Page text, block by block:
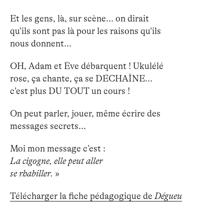
Et les gens, là, sur scène... on dirait
qu’ils sont pas là pour les raisons qu’ils
nous donnent...
OH, Adam et Ève débarquent ! Ukulélé
rose, ça chante, ça se DÉCHAÎNE...
c’est plus DU TOUT un cours !
On peut parler, jouer, même écrire des
messages secrets...
Moi mon message c’est :
La cigogne, elle peut aller
se rhabiller. »
Télécharger la fiche pédagogique deDégueu